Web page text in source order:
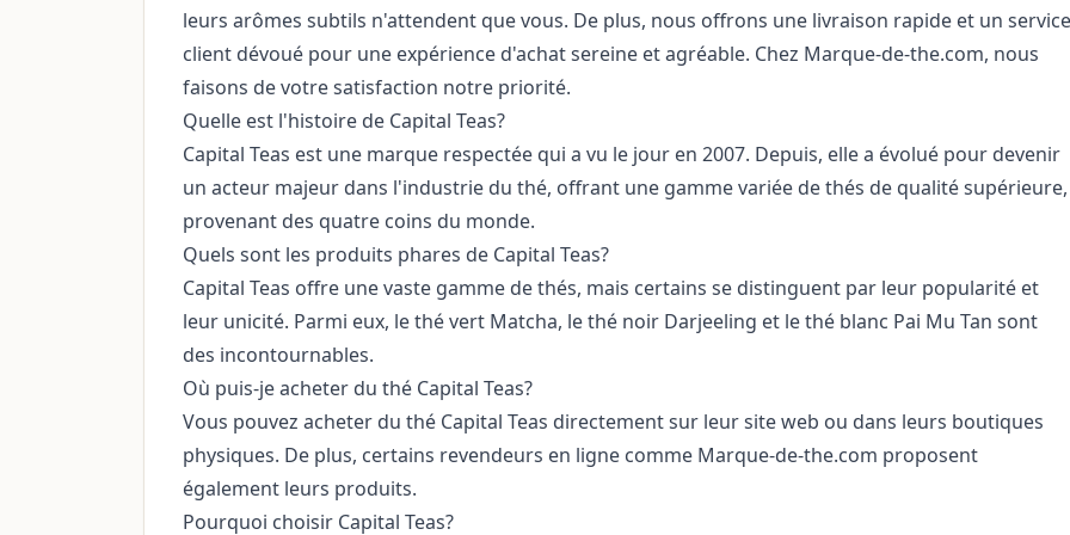
leurs arômes subtils n'attendent que vous. De plus, nous offrons une livraison rapide et un service
client dévoué pour une expérience d'achat sereine et agréable. Chez Marque-de-the.com, nous
faisons de votre satisfaction notre priorité.
Quelle est l'histoire de Capital Teas?
Capital Teas est une marque respectée qui a vu le jour en 2007. Depuis, elle a évolué pour devenir
un acteur majeur dans l'industrie du thé, offrant une gamme variée de thés de qualité supérieure,
provenant des quatre coins du monde.
Quels sont les produits phares de Capital Teas?
Capital Teas offre une vaste gamme de thés, mais certains se distinguent par leur popularité et
leur unicité. Parmi eux, le thé vert Matcha, le thé noir Darjeeling et le thé blanc Pai Mu Tan sont
des incontournables.
Où puis-je acheter du thé Capital Teas?
Vous pouvez acheter du thé Capital Teas directement sur leur site web ou dans leurs boutiques
physiques. De plus, certains revendeurs en ligne comme Marque-de-the.com proposent
également leurs produits.
Pourquoi choisir Capital Teas?